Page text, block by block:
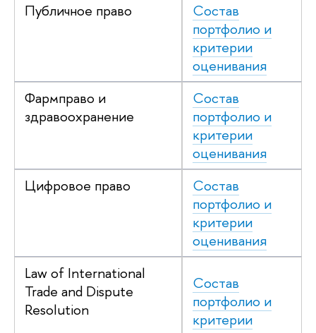
Публичное право
Состав
портфолио и
критерии
оценивания
Фармправо и
здравоохранение
Состав
портфолио и
критерии
оценивания
Цифровое право
Состав
портфолио и
критерии
оценивания
Law of International
Trade and Dispute
Resolution
Состав
портфолио и
критерии